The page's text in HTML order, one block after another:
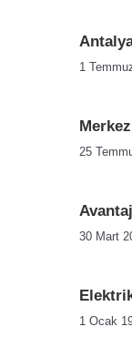
1
25
30 Mart
1 Ocak